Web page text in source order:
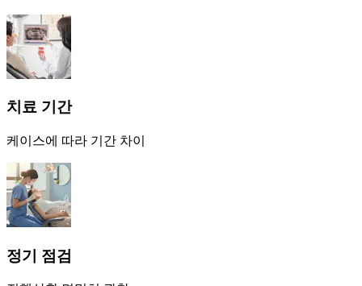
치료 기간
케이스에 따라 기간 차이
정기 점검